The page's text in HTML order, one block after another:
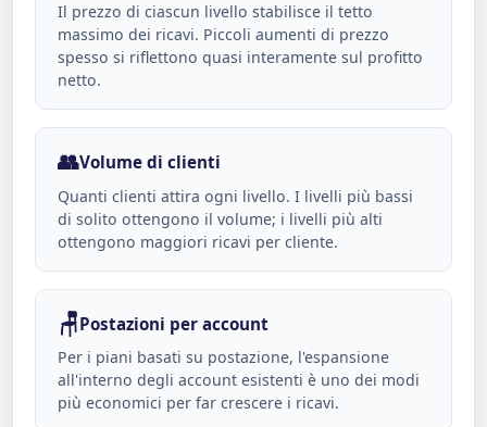
Il prezzo di ciascun livello stabilisce il tetto
massimo dei ricavi. Piccoli aumenti di prezzo
spesso si riflettono quasi interamente sul profitto
netto.
👥Volume di clienti
Quanti clienti attira ogni livello. I livelli più bassi
di solito ottengono il volume; i livelli più alti
ottengono maggiori ricavi per cliente.
🪑Postazioni per account
Per i piani basati su postazione, l'espansione
all'interno degli account esistenti è uno dei modi
più economici per far crescere i ricavi.